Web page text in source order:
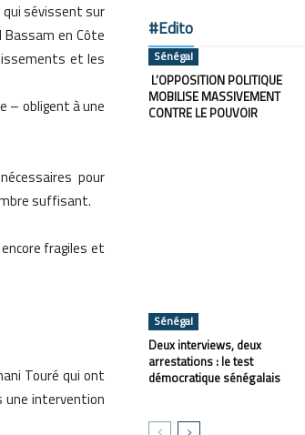
sévissent sur
en Côte
et les
– obligent à une
pour
suffisant.
fragiles et
Touré qui ont
une intervention
#Edito
Sénégal
L’OPPOSITION POLITIQUE
MOBILISE MASSIVEMENT
CONTRE LE POUVOIR
Sénégal
Deux interviews, deux
arrestations : le test
démocratique sénégalais